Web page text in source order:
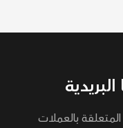
بالعملات